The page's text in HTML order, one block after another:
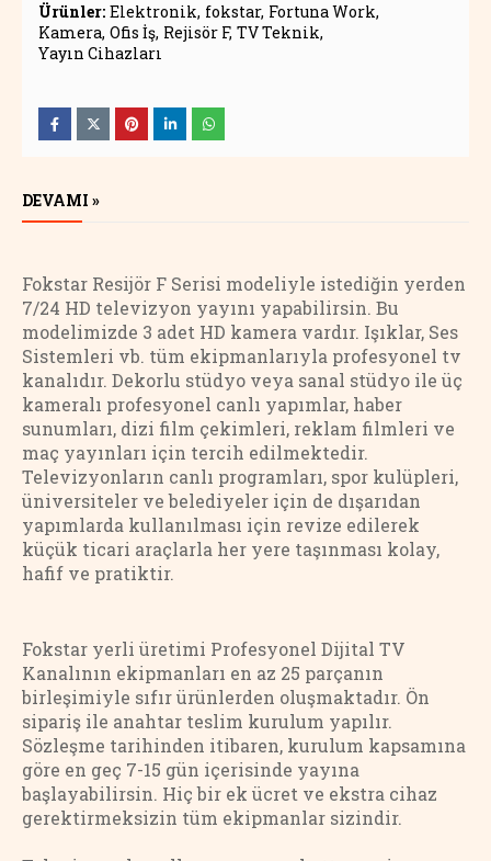
Ürünler: Elektronik fokstar Fortuna Work
Kamera Ofis İş Rejisör F TV Teknik
Yayın Cihazları
DEVAMI »
Fokstar Resijör F Serisi modeliyle istediğin yerden
7/24 HD televizyon yayını yapabilirsin. Bu
modelimizde 3 adet HD kamera vardır. Işıklar, Ses
Sistemleri vb. tüm ekipmanlarıyla profesyonel tv
kanalıdır. Dekorlu stüdyo veya sanal stüdyo ile üç
kameralı profesyonel canlı yapımlar, haber
sunumları, dizi film çekimleri, reklam filmleri ve
maç yayınları için tercih edilmektedir.
Televizyonların canlı programları, spor kulüpleri,
üniversiteler ve belediyeler için de dışarıdan
yapımlarda kullanılması için revize edilerek
küçük ticari araçlarla her yere taşınması kolay,
hafif ve pratiktir.
Fokstar yerli üretimi Profesyonel Dijital TV
Kanalının ekipmanları en az 25 parçanın
birleşimiyle sıfır ürünlerden oluşmaktadır. Ön
sipariş ile anahtar teslim kurulum yapılır.
Sözleşme tarihinden itibaren, kurulum kapsamına
göre en geç 7-15 gün içerisinde yayına
başlayabilirsin. Hiç bir ek ücret ve ekstra cihaz
gerektirmeksizin tüm ekipmanlar sizindir.